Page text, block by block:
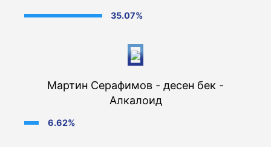
35.07%
Мартин Серафимов - десен бек -
Алкалоид
6.62%